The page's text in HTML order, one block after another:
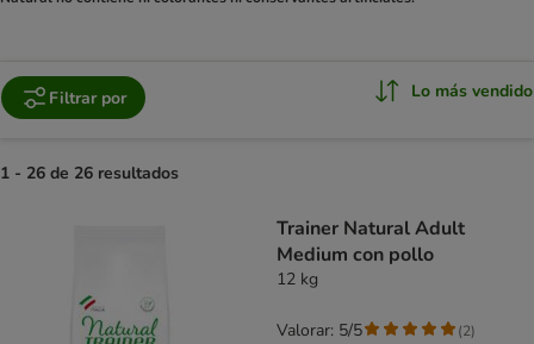
Filtrar por Lo más vendido
1 - 26 de 26 resultados
Trainer Natural Adult
Medium con pollo
12 kg
Valorar: 5/5 (2)